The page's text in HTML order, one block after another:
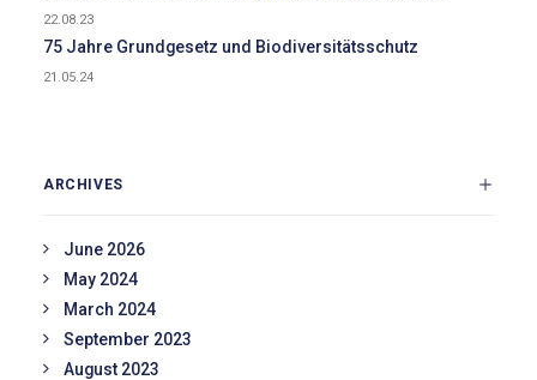
22.08.23
75 Jahre Grundgesetz und Biodiversitätsschutz
21.05.24
ARCHIVES
June 2026
May 2024
March 2024
September 2023
August 2023